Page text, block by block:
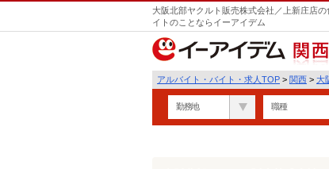
大阪北部ヤクルト販売株式会社／上新庄店
イトのことならイーアイデム
関西
アルバイト・バイト・求人TOP > 関西 > 大
勤務地 職種